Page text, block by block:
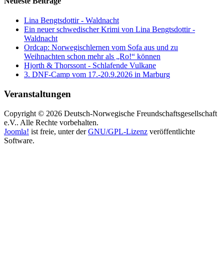
Lina Bengtsdottir - Waldnacht
Ein neuer schwedischer Krimi von Lina Bengtsdottir -
Waldnacht
Ordcap: Norwegischlernen vom Sofa aus und zu
Weihnachten schon mehr als „Ro!“ können
Hjorth & Thorssont - Schlafende Vulkane
3. DNF-Camp vom 17.-20.9.2026 in Marburg
Veranstaltungen
Copyright © 2026 Deutsch-Norwegische Freundschaftsgesellschaft
e.V.. Alle Rechte vorbehalten.
Joomla! ist freie, unter derGNU/GPL-Lizenz veröffentlichte
Software.